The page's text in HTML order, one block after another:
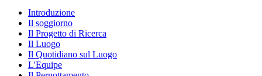
Introduzione
Il soggiorno
Il Progetto di Ricerca
Il Luogo
Il Quotidiano sul Luogo
L'Equipe